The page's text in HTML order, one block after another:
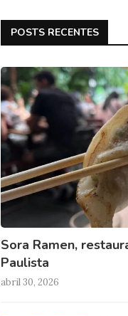
POSTS RECENTES
Sora Ramen,
Paulista
abril 30, 2026